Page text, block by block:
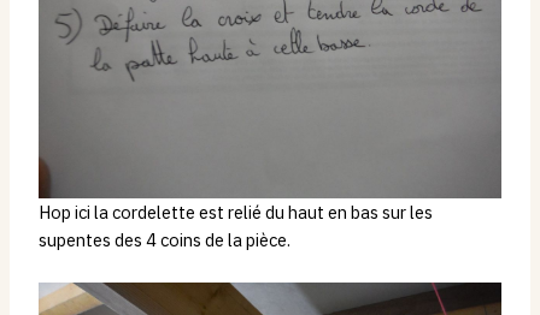
Hop ici la cordelette est relié du haut en bas sur les
supentes des 4 coins de la pièce.